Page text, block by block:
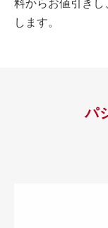
料からお値引き
します。
パ